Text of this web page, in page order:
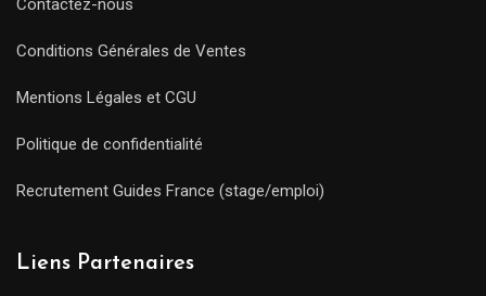
Contactez-nous
Conditions Générales de Ventes
Mentions Légales et CGU
Politique de confidentialité
Recrutement Guides France (stage/emploi)
Liens Partenaires